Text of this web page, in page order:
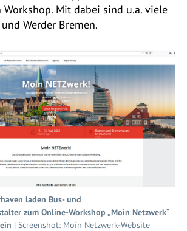
Mit dabei sind u.a. viele
Werder Bremen.
laden Bus- und
zum Online-Workshop „Moin Netzwerk“
| Screenshot: Moin Netzwerk-Website